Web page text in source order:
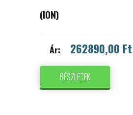
(ION)
Ár: 262890,00 Ft
RÉSZLETEK